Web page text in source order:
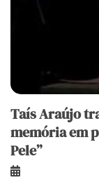
Taís Araújo
memória em
Pele”